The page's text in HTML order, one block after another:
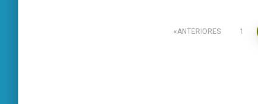
Paginación ANTERIORES 1